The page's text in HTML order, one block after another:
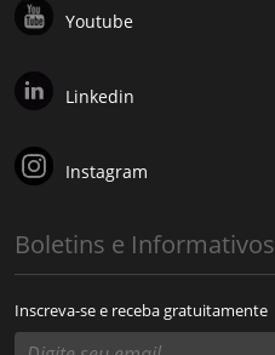
Youtube
Linkedin
Instagram
Boletins e Informativos
Inscreva-se e receba gratuitamente